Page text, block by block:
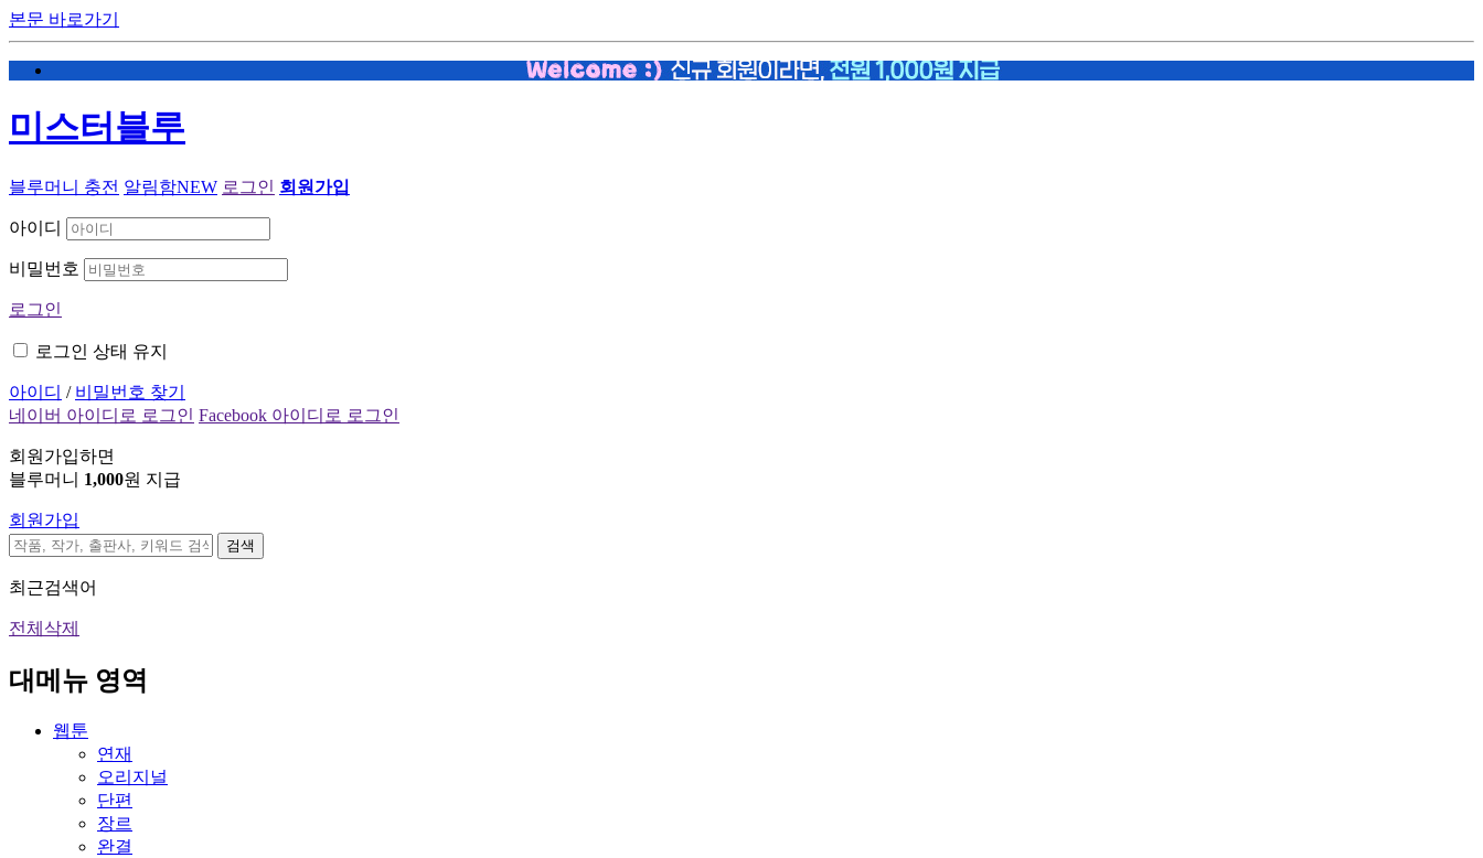
본문 바로가기
미스터블루
블루머니 충전 알림함NEW 로그인 회원가입
아이디
비밀번호
로그인
로그인 상태 유지
아이디 / 비밀번호 찾기
네이버 아이디로 로그인 Facebook 아이디로 로그인
회원가입하면
블루머니 1,000원 지급
회원가입
검색
최근검색어
전체삭제
대메뉴 영역
웹툰
연재
오리지널
단편
장르
완결